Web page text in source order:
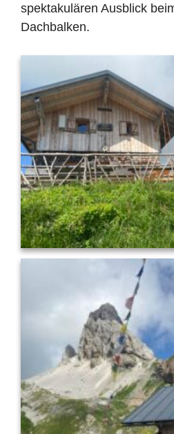
spektakulären Ausblick
Dachbalken.